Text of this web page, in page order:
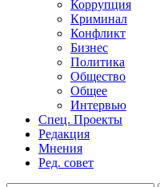
Коррупция
Криминал
Конфликт
Бизнес
Политика
Общество
Общее
Интервью
Спец. Проекты
Редакция
Мнения
Ред. совет